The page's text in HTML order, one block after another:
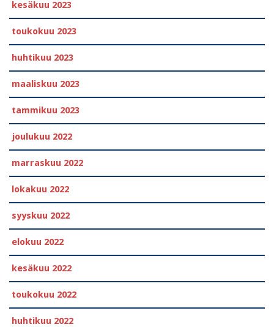
kesäkuu 2023
toukokuu 2023
huhtikuu 2023
maaliskuu 2023
tammikuu 2023
joulukuu 2022
marraskuu 2022
lokakuu 2022
syyskuu 2022
elokuu 2022
kesäkuu 2022
toukokuu 2022
huhtikuu 2022